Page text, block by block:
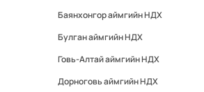
Баянхонгор аймгийн НДХ
Булган аймгийн НДХ
Говь-Алтай аймгийн НДХ
Дорноговь аймгийн НДХ